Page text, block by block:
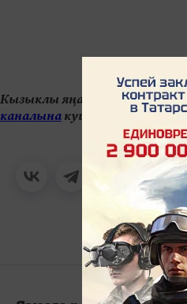
Кызыклы яңалыкларны
каналынакушылыгыз.